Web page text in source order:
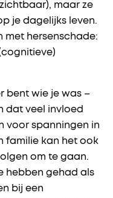
maar ze
je dagelijks leven.
met hersenschade:
bent wie je was –
dat veel invloed
voor spanningen in
familie kan het ook
om te gaan.
hebben gehad als
bij een